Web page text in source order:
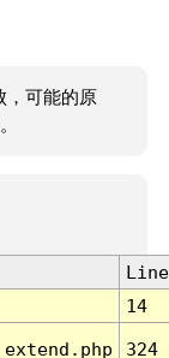
，可能的原
Line
14
324